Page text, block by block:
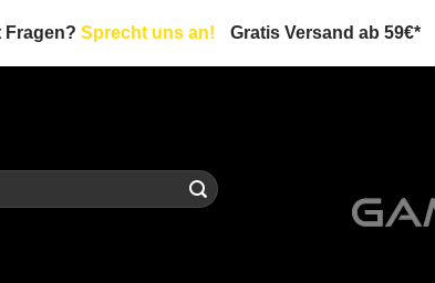
Fragen? Sprecht uns an! Gratis Versand ab 59€*